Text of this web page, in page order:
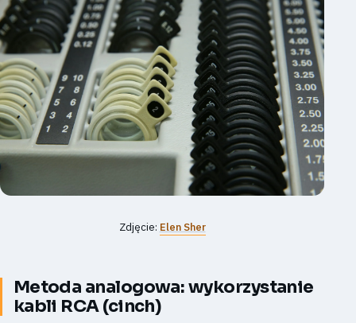
Zdjęcie: Elen Sher
Metoda analogowa: wykorzystanie
kabli RCA (cinch)